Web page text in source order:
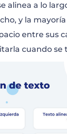
alinea a lo
y la mayoría
entre sus
cuando se